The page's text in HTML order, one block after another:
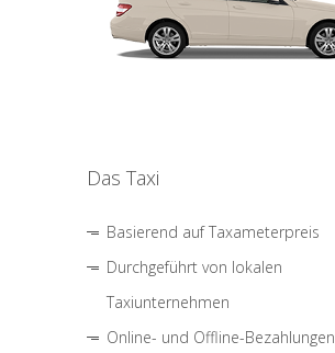
Das Taxi
Basierend auf Taxameterpreis
Durchgeführt von lokalen
Taxiunternehmen
Online- und Offline-Bezahlungen